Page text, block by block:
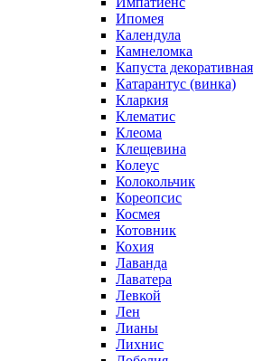
Ипомея
Календула
Камнеломка
Капуста декоративная
Катарантус (винка)
Кларкия
Клематис
Клеома
Клещевина
Колеус
Колокольчик
Кореопсис
Космея
Котовник
Кохия
Лаванда
Лаватера
Левкой
Лен
Лианы
Лихнис